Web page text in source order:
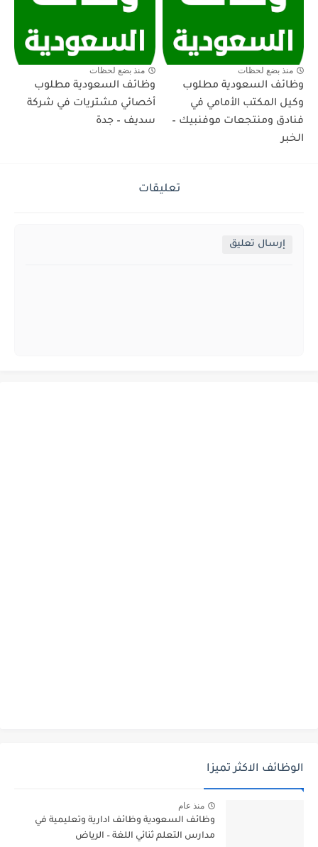
منذ بضع لحظات
وظائف السعودية مطلوب
وكيل المكتب الأمامي في
فنادق ومنتجعات موفنبيك –
الخبر
منذ بضع لحظات
وظائف السعودية مطلوب
أخصائي مشتريات في شركة
سديف – جدة
تعليقات
إرسال تعليق
الوظائف الاكثر تميزا
منذ عام
وظائف السعودية وظائف ادارية وتعليمية في
مدارس التعلم ثنائي اللغة – الرياض